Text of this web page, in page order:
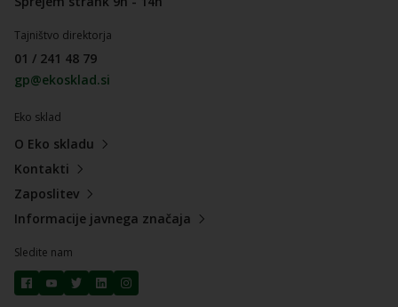
Tajništvo direktorja
01 / 241 48 79
gp@ekosklad.si
Eko sklad
O Eko skladu
Kontakti
Zaposlitev
Informacije javnega značaja
Sledite nam